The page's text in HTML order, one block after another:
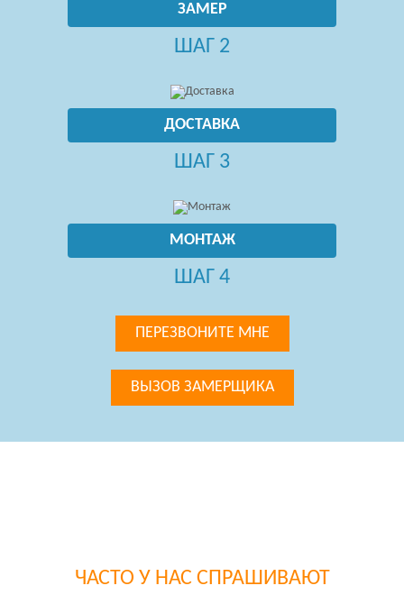
ЗАМЕР
ШАГ 2
ДОСТАВКА
ШАГ 3
МОНТАЖ
ШАГ 4
ПЕРЕЗВОНИТЕ МНЕ
ВЫЗОВ ЗАМЕРЩИКА
ЧАСТО У НАС СПРАШИВАЮТ